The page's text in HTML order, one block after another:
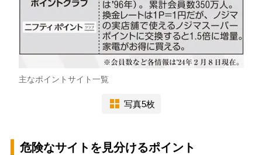
主なポイントサイト一覧
写真5枚
危険なサイトを見分けるポイント